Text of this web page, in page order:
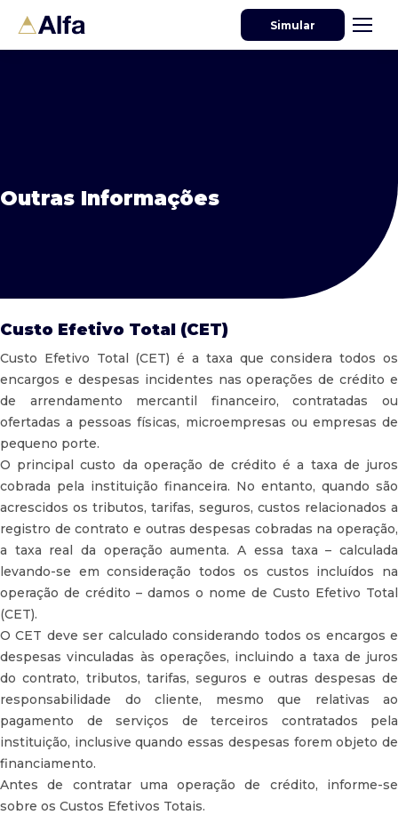
Simular
Outras Informações
Custo Efetivo Total (CET)
Custo Efetivo Total (CET) é a taxa que considera todos os
encargos e despesas incidentes nas operações de crédito e
de arrendamento mercantil financeiro, contratadas ou
ofertadas a pessoas físicas, microempresas ou empresas de
pequeno porte.
O principal custo da operação de crédito é a taxa de juros
cobrada pela instituição financeira. No entanto, quando são
acrescidos os tributos, tarifas, seguros, custos relacionados a
registro de contrato e outras despesas cobradas na operação,
a taxa real da operação aumenta. A essa taxa – calculada
levando-se em consideração todos os custos incluídos na
operação de crédito – damos o nome de Custo Efetivo Total
(CET).
O CET deve ser calculado considerando todos os encargos e
despesas vinculadas às operações, incluindo a taxa de juros
do contrato, tributos, tarifas, seguros e outras despesas de
responsabilidade do cliente, mesmo que relativas ao
pagamento de serviços de terceiros contratados pela
instituição, inclusive quando essas despesas forem objeto de
financiamento.
Antes de contratar uma operação de crédito, informe-se
sobre os Custos Efetivos Totais.